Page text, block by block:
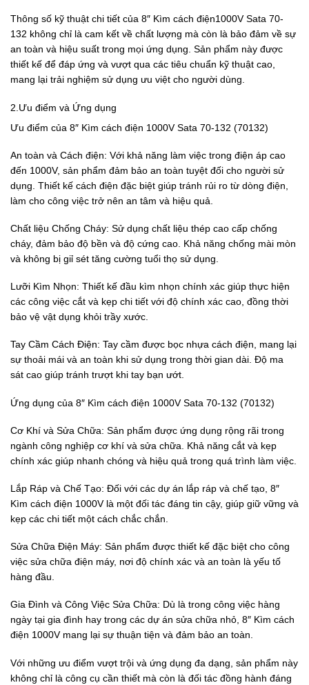
Thông số kỹ thuật chi tiết của 8″ Kìm cách điện1000V Sata 70-
132 không chỉ là cam kết về chất lượng mà còn là bảo đảm về sự
an toàn và hiệu suất trong mọi ứng dụng. Sản phẩm này được
thiết kế để đáp ứng và vượt qua các tiêu chuẩn kỹ thuật cao,
mang lại trải nghiệm sử dụng ưu việt cho người dùng.
2.Ưu điểm và Ứng dụng
Ưu điểm của 8″ Kìm cách điện 1000V Sata 70-132 (70132)
An toàn và Cách điện: Với khả năng làm việc trong điện áp cao
đến 1000V, sản phẩm đảm bảo an toàn tuyệt đối cho người sử
dụng. Thiết kế cách điện đặc biệt giúp tránh rủi ro từ dòng điện,
làm cho công việc trở nên an tâm và hiệu quả.
Chất liệu Chống Cháy: Sử dụng chất liệu thép cao cấp chống
cháy, đảm bảo độ bền và độ cứng cao. Khả năng chống mài mòn
và không bị giỉ sét tăng cường tuổi thọ sử dụng.
Lưỡi Kìm Nhọn: Thiết kế đầu kìm nhọn chính xác giúp thực hiện
các công việc cắt và kẹp chi tiết với độ chính xác cao, đồng thời
bảo vệ vật dụng khỏi trầy xước.
Tay Cầm Cách Điện: Tay cầm được bọc nhựa cách điện, mang lại
sự thoải mái và an toàn khi sử dụng trong thời gian dài. Độ ma
sát cao giúp tránh trượt khi tay bạn ướt.
Ứng dụng của 8″ Kìm cách điện 1000V Sata 70-132 (70132)
Cơ Khí và Sửa Chữa: Sản phẩm được ứng dụng rộng rãi trong
ngành công nghiệp cơ khí và sửa chữa. Khả năng cắt và kẹp
chính xác giúp nhanh chóng và hiệu quả trong quá trình làm việc.
Lắp Ráp và Chế Tạo: Đối với các dự án lắp ráp và chế tạo, 8″
Kìm cách điện 1000V là một đối tác đáng tin cậy, giúp giữ vững và
kẹp các chi tiết một cách chắc chắn.
Sửa Chữa Điện Máy: Sản phẩm được thiết kế đặc biệt cho công
việc sửa chữa điện máy, nơi độ chính xác và an toàn là yếu tố
hàng đầu.
Gia Đình và Công Việc Sửa Chữa: Dù là trong công việc hàng
ngày tại gia đình hay trong các dự án sửa chữa nhỏ, 8″ Kìm cách
điện 1000V mang lại sự thuận tiện và đảm bảo an toàn.
Với những ưu điểm vượt trội và ứng dụng đa dạng, sản phẩm này
không chỉ là công cụ cần thiết mà còn là đối tác đồng hành đáng